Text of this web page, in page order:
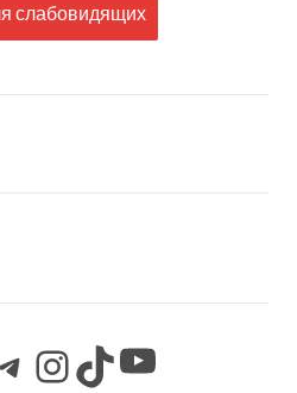
слабовидящих
InstagramTikTok YouTube